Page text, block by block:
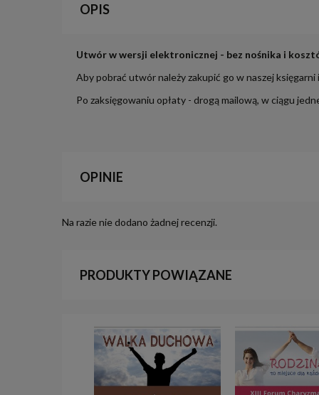
OPIS
Utwór w wersji elektronicznej - bez nośnika i
Aby pobrać utwór należy zakupić go w naszej
Po zaksięgowaniu opłaty - drogą mailową, w ciągu
OPINIE
Na razie nie dodano żadnej recenzji.
PRODUKTY POWIĄZANE